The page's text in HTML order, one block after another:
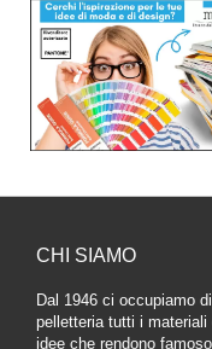
CHI SIAMO
Dal 1946 ci occupiamo
pelletteria tutti i
idee che rendono